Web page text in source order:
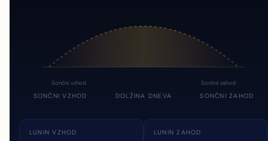
Sončni vzhod Sončni zahod
SONČNI VZHOD DOLŽINA DNEVA SONČNI ZAHOD
LUNIN VZHOD LUNIN ZAHOD